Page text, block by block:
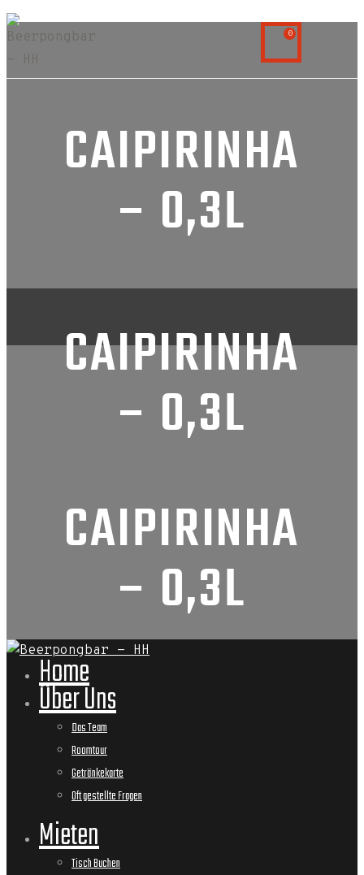
0
CAIPIRINHA
– 0,3L
CAIPIRINHA
– 0,3L
CAIPIRINHA
– 0,3L
Home
Über Uns
Das Team
Roomtour
Getränkekarte
Oft gestellte Fragen
Mieten
Tisch Buchen